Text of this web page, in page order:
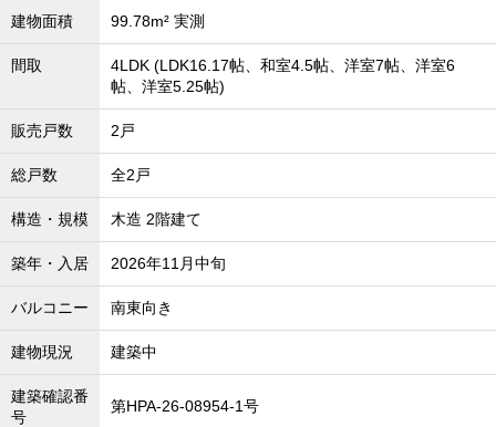
建物面積 99.78m² 実測
間取
4LDK (LDK16.17帖、和室4.5帖、洋室7帖、洋室6
帖、洋室5.25帖)
販売戸数 2戸
総戸数 全2戸
構造・規模 木造 2階建て
築年・入居 2026年11月中旬
バルコニー 南東向き
建物現況 建築中
建築確認番
号
第HPA-26-08954-1号